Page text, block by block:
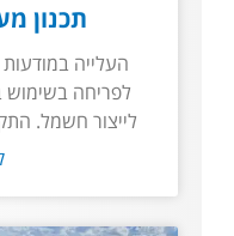
תכנון
העלייה
לפריחה בשימוש
לייצור חשמל.